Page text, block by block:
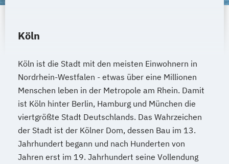
Köln
Köln ist die Stadt mit den meisten Einwohnern in
Nordrhein-Westfalen - etwas über eine Millionen
Menschen leben in der Metropole am Rhein. Damit
ist Köln hinter Berlin, Hamburg und München die
viertgrößte Stadt Deutschlands. Das Wahrzeichen
der Stadt ist der Kölner Dom, dessen Bau im 13.
Jahrhundert begann und nach Hunderten von
Jahren erst im 19. Jahrhundert seine Vollendung